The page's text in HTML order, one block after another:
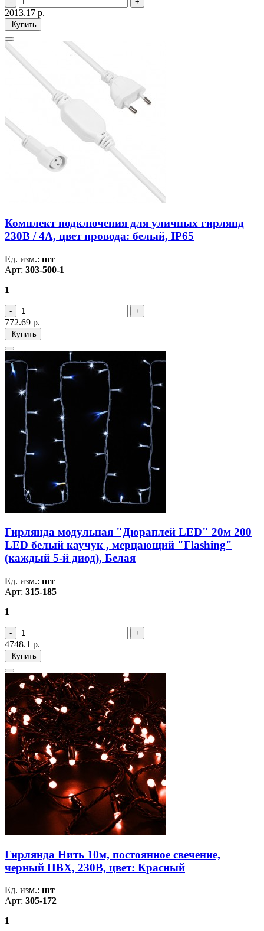
2013.17 р.
Купить
Комплект подключения для уличных гирлянд
230В / 4А, цвет провода: белый, IP65
Ед. изм.: шт
Арт: 303-500-1
1
772.69 р.
Купить
Гирлянда модульная "Дюраплей LED" 20м 200
LED белый каучук , мерцающий "Flashing"
(каждый 5-й диод), Белая
Ед. изм.: шт
Арт: 315-185
1
4748.1 р.
Купить
Гирлянда Нить 10м, постоянное свечение,
черный ПВХ, 230В, цвет: Красный
Ед. изм.: шт
Арт: 305-172
1